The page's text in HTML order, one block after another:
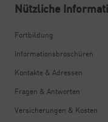
Nützliche
Fortbildung
Informationsbroschüren
Kontakte & Adressen
Fragen & Antworten
Versicherungen & Kosten